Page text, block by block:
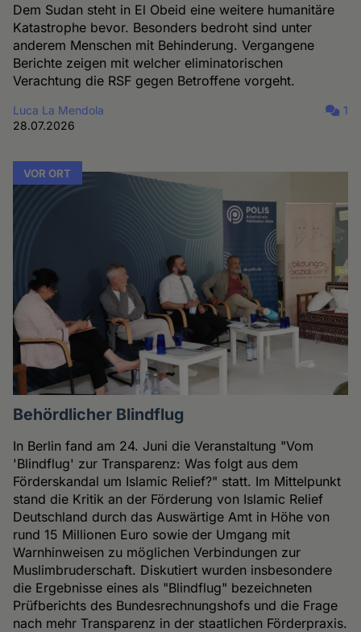
Dem Sudan steht in El Obeid eine weitere humanitäre
Katastrophe bevor. Besonders bedroht sind unter
anderem Menschen mit Behinderung. Vergangene
Berichte zeigen mit welcher eliminatorischen
Verachtung die RSF gegen Betroffene vorgeht.
Luca La Mendola
28.07.2026
1
VOR ORT
Behördlicher Blindflug
In Berlin fand am 24. Juni die Veranstaltung "Vom
'Blindflug' zur Transparenz: Was folgt aus dem
Förderskandal um Islamic Relief?" statt. Im Mittelpunkt
stand die Kritik an der Förderung von Islamic Relief
Deutschland durch das Auswärtige Amt in Höhe von
rund 15 Millionen Euro sowie der Umgang mit
Warnhinweisen zu möglichen Verbindungen zur
Muslimbruderschaft. Diskutiert wurden insbesondere
die Ergebnisse eines als "Blindflug" bezeichneten
Prüfberichts des Bundesrechnungshofs und die Frage
nach mehr Transparenz in der staatlichen Förderpraxis.